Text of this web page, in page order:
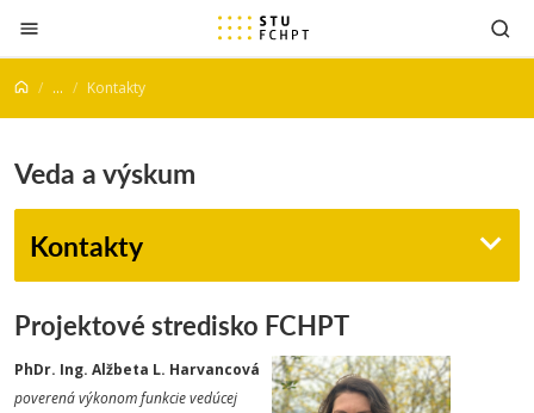
Prejsť na obsah
... Kontakty
Veda a výskum
Kontakty
Projektové stredisko FCHPT
PhDr. Ing. Alžbeta L. Harvancová
poverená výkonom funkcie vedúcej